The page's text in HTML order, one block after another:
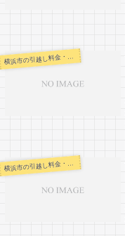
横 浜市の引越し料金・代金相場・見積り情報
横